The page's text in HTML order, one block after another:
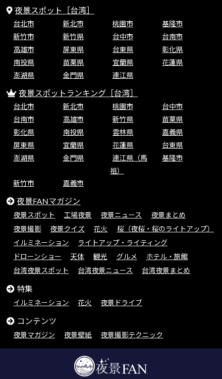
夜景スポット［台湾］
台北市 新北市 桃園市
基隆市
新竹市
新竹県 台中市
台南市
高雄市
屏東県 台東県
彰化県
南投県
苗栗県 宜蘭県
花蓮県
澎湖県
金門県 連江県
夜景スポットランキング［台湾］
台北市 新北市 桃園市
台中市
台南市
高雄市 新竹県
苗栗県
彰化県
南投県 雲林県
嘉義県
屏東県
宜蘭県 花蓮県
台東県
澎湖県
金門県
連江県（馬
祖）
基隆市
新竹市 嘉義市
夜景FANマガジン
夜景スポット 工場夜景 夜景ニュース
夜景まとめ
夜景撮影
夜景クイズ 花火
桜（夜桜・桜のライトアップ）
イルミネーション
ライトアップ・ライティング
ドローンショー
天体 観光 グルメ
ホテル・旅館
台湾夜景スポット
台湾夜景ニュース 台湾夜景まとめ
特集
イルミネーション 花火 夜景ドライブ
コンテンツ
夜景マガジン 夜景壁紙 夜景撮影テクニック